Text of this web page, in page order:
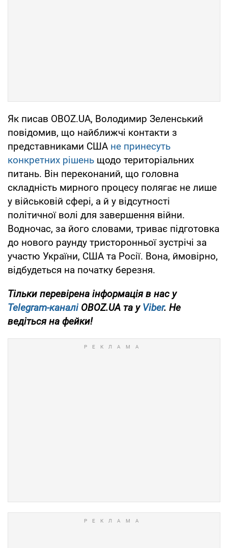
Як писав OBOZ.UA, Володимир Зеленський
повідомив, що найближчі контакти з
представниками США не принесуть
конкретних рішень щодо територіальних
питань. Він переконаний, що головна
складність мирного процесу полягає не лише
у військовій сфері, а й у відсутності
політичної волі для завершення війни.
Водночас, за його словами, триває підготовка
до нового раунду тристоронньої зустрічі за
участю України, США та Росії. Вона, ймовірно,
відбудеться на початку березня.
Тільки перевірена інформація в нас у
Telegram-каналіOBOZ.UA та уViber. Не
ведіться на фейки!